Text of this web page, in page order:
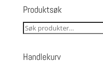
Produktsøk
Søk
Handlekurv